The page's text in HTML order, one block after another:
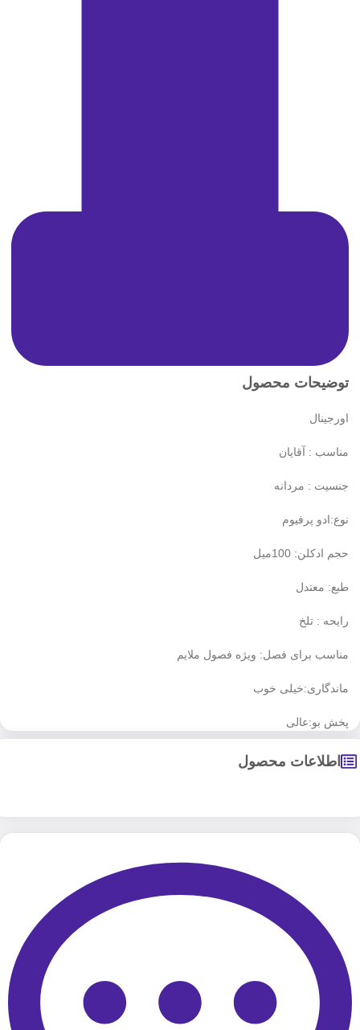
توضیحات محصول
اورجینال
مناسب : آقایان
جنسیت : مردانه
نوع:ادو پرفیوم
حجم ادکلن: 100میل
طبع: معتدل
رایحه : تلخ
مناسب برای فصل: ویژه فصول ملایم
ماندگاری:خیلی خوب
پخش بو:عالی
اطلاعات محصول